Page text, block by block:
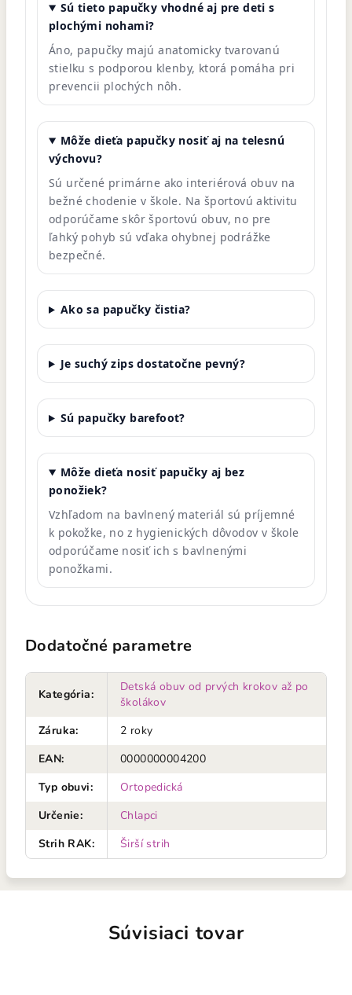
Sú tieto papučky vhodné aj pre deti s
plochými nohami?
Áno, papučky majú anatomicky tvarovanú
stielku s podporou klenby, ktorá pomáha pri
prevencii plochých nôh.
Môže dieťa papučky nosiť aj na telesnú
výchovu?
Sú určené primárne ako interiérová obuv na
bežné chodenie v škole. Na športovú aktivitu
odporúčame skôr športovú obuv, no pre
ľahký pohyb sú vďaka ohybnej podrážke
bezpečné.
Ako sa papučky čistia?
Je suchý zips dostatočne pevný?
Sú papučky barefoot?
Môže dieťa nosiť papučky aj bez
ponožiek?
Vzhľadom na bavlnený materiál sú príjemné
k pokožke, no z hygienických dôvodov v škole
odporúčame nosiť ich s bavlnenými
ponožkami.
Dodatočné parametre
Kategória:
Detská obuv od prvých krokov až po
školákov
Záruka:
2 roky
EAN:
0000000004200
Typ obuvi:
Ortopedická
Určenie:
Chlapci
Strih RAK: Širší strih
Súvisiaci tovar